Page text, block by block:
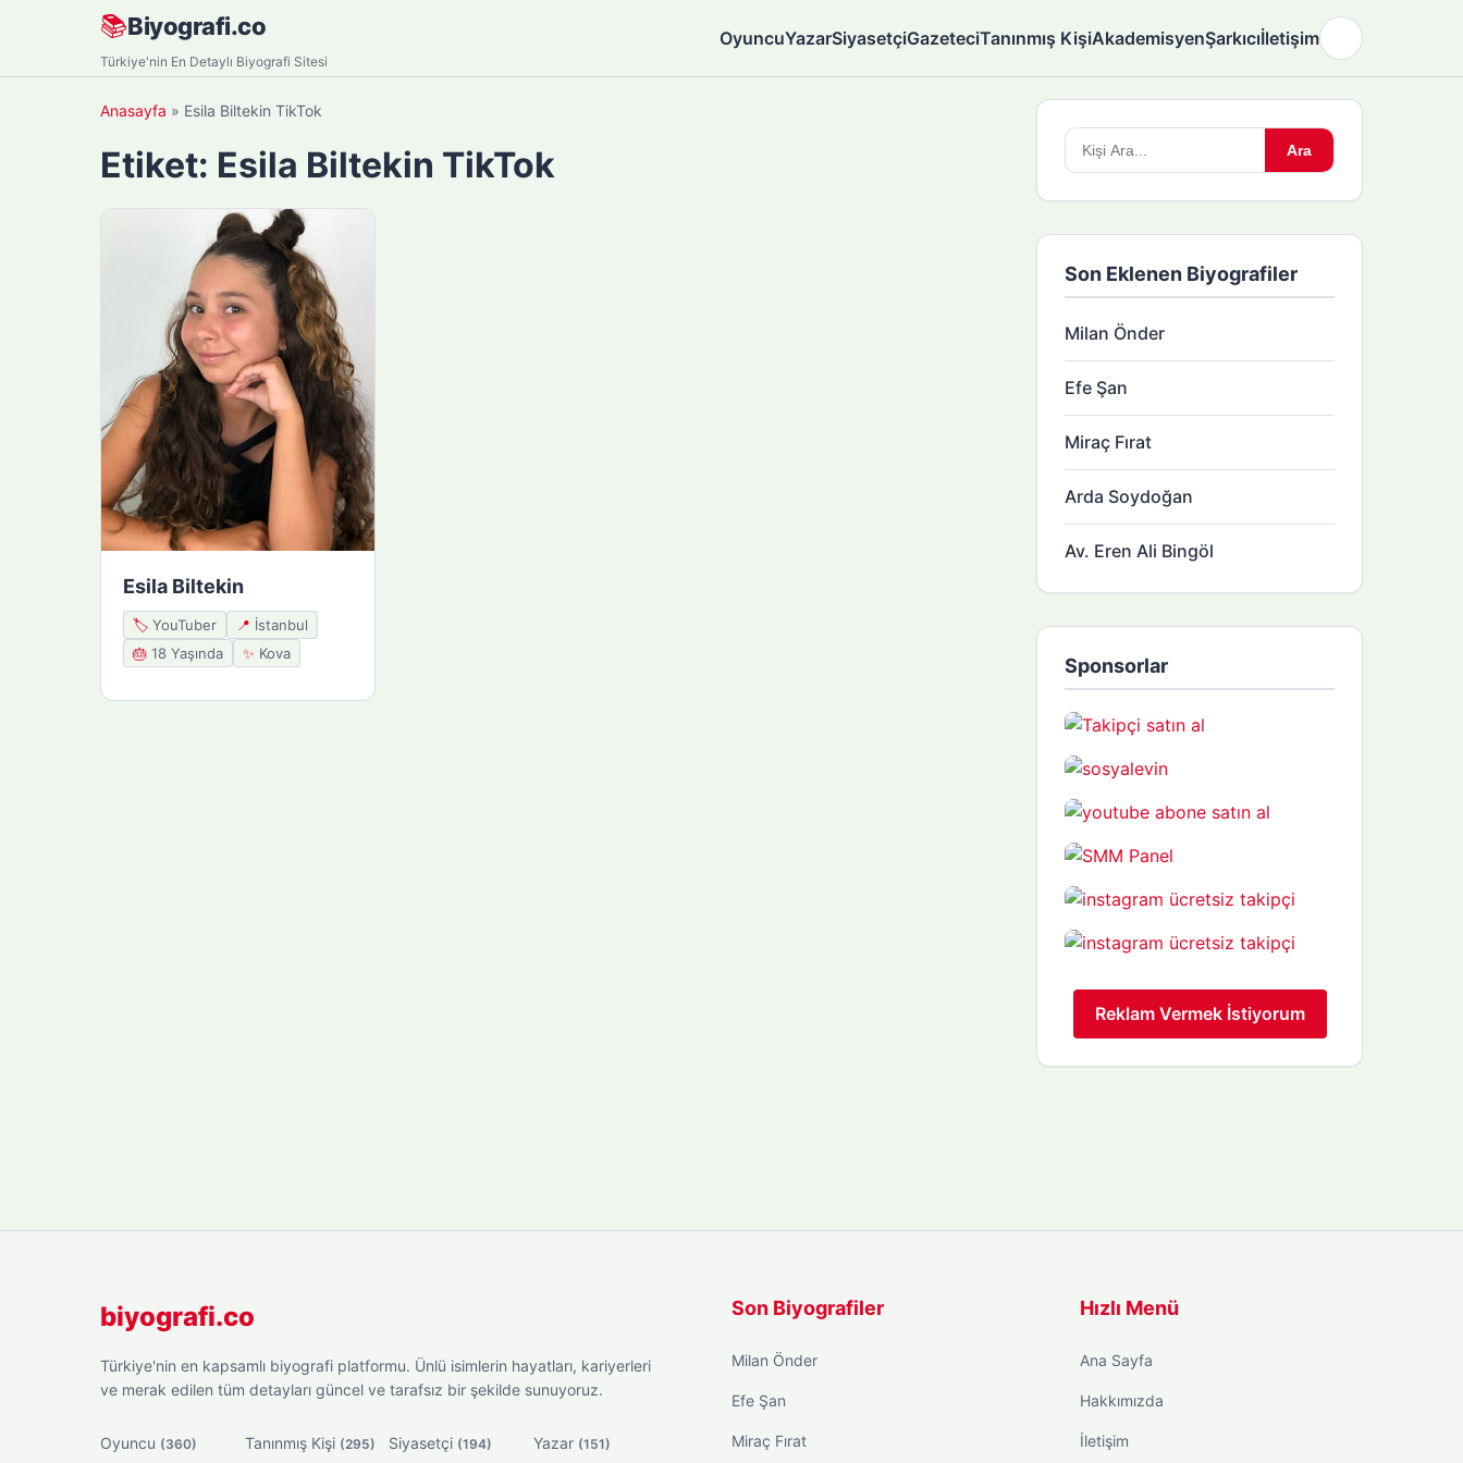
📚Biyografi.co
Türkiye'nin En Detaylı Biyografi Sitesi
OyuncuYazarSiyasetçiGazeteciTanınmış KişiAkademisyenŞarkıcıİletişim
Anasayfa » Esila Biltekin TikTok
Etiket: Esila Biltekin TikTok
Esila Biltekin
🏷️ YouTuber 📍 İstanbul
🎂 18 Yaşında ✨ Kova
Arama
yapın:
Ara
Son Eklenen Biyografiler
Milan Önder
Efe Şan
Miraç Fırat
Arda Soydoğan
Av. Eren Ali Bingöl
Sponsorlar
Reklam Vermek İstiyorum
biyografi.co
Türkiye'nin en kapsamlı biyografi platformu. Ünlü isimlerin hayatları, kariyerleri
ve merak edilen tüm detayları güncel ve tarafsız bir şekilde sunuyoruz.
Oyuncu (360) Tanınmış Kişi (295) Siyasetçi (194) Yazar (151)
Son Biyografiler
Milan Önder
Efe Şan
Miraç Fırat
Hızlı Menü
Ana Sayfa
Hakkımızda
İletişim